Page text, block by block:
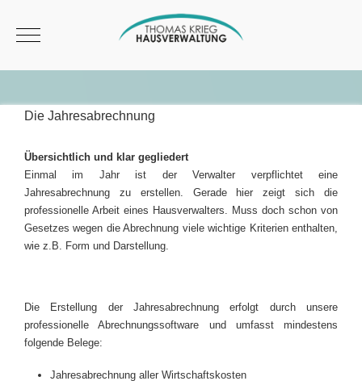
Mobile Menu Toggle
Die Jahresabrechnung
Übersichtlich und klar gegliedert
Einmal im Jahr ist der Verwalter verpflichtet eine
Jahresabrechnung zu erstellen. Gerade hier zeigt sich die
professionelle Arbeit eines Hausverwalters. Muss doch schon von
Gesetzes wegen die Abrechnung viele wichtige Kriterien enthalten,
wie z.B. Form und Darstellung.
Die Erstellung der Jahresabrechnung erfolgt durch unsere
professionelle Abrechnungssoftware und umfasst mindestens
folgende Belege:
Jahresabrechnung aller Wirtschaftskosten